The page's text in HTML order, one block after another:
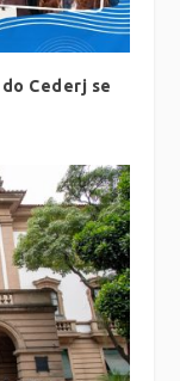
Cederj se